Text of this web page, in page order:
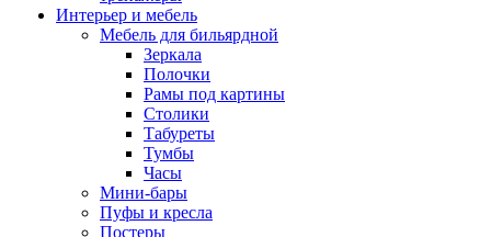
Интерьер и мебель
Мебель для бильярдной
Зеркала
Полочки
Рамы под картины
Столики
Табуреты
Тумбы
Часы
Мини-бары
Пуфы и кресла
Постеры